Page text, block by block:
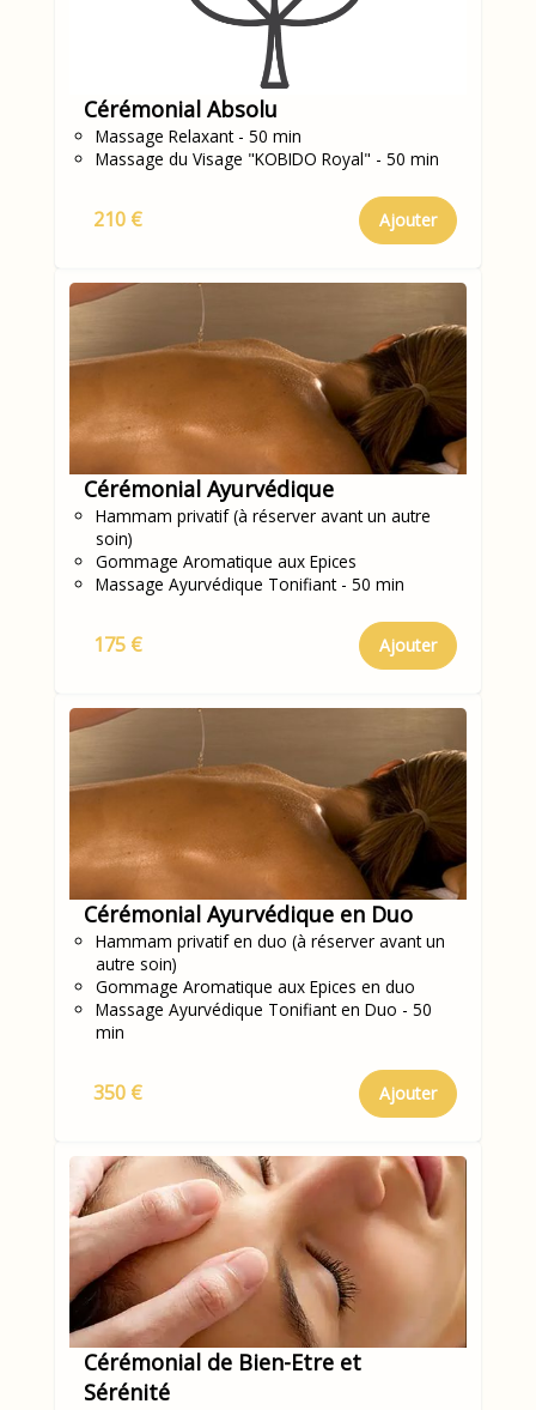
Cérémonial Absolu
Massage Relaxant - 50 min
Massage du Visage "KOBIDO Royal" - 50 min
210 € Ajouter
Cérémonial Ayurvédique
Hammam privatif (à réserver avant un autre
soin)
Gommage Aromatique aux Epices
Massage Ayurvédique Tonifiant - 50 min
175 € Ajouter
Cérémonial Ayurvédique en Duo
Hammam privatif en duo (à réserver avant un
autre soin)
Gommage Aromatique aux Epices en duo
Massage Ayurvédique Tonifiant en Duo - 50
min
350 € Ajouter
Cérémonial de Bien-Etre et
Sérénité